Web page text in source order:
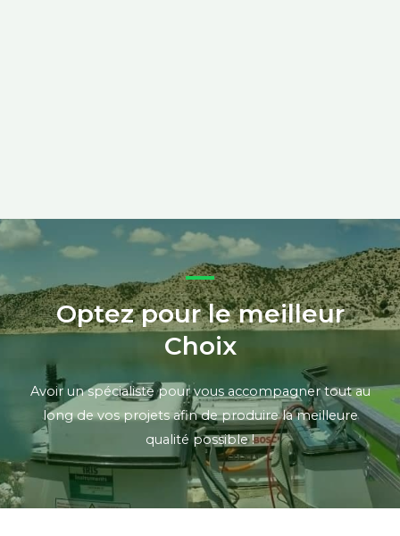
Optez pour le meilleur
Choix
Avoir un spécialiste pour vous accompagner tout au
long de vos projets afin de produire la meilleure
qualité possible !